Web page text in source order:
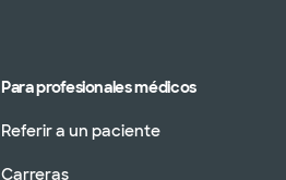
Para profesionales médicos
Referir a un paciente
Carreras